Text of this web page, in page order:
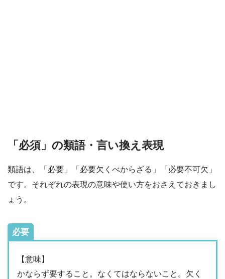
「必須」の類語・言い換え表現
類語は、「必要」「必要欠くべからざる」「必要不可欠」
です。それぞれの表現の意味や使い方をおさえておきまし
ょう。
必要
【意味】
かならず要すること。なくてはならないこと。欠く